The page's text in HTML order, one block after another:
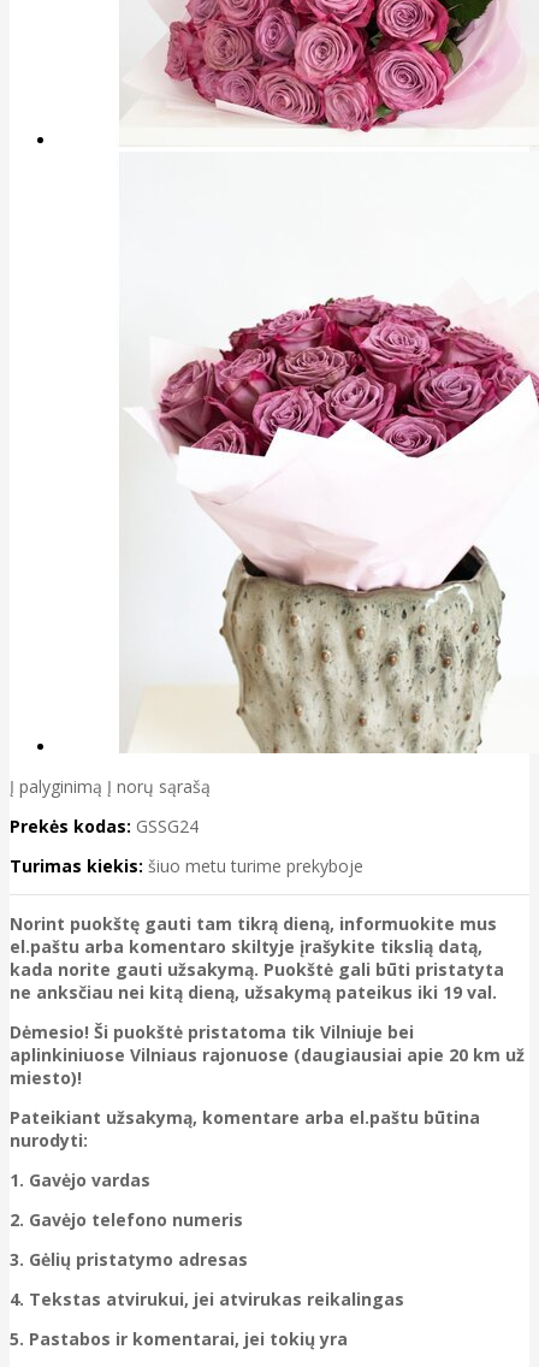
Į palyginimą Į norų sąrašą
Prekės kodas: GSSG24
Turimas kiekis: šiuo metu turime prekyboje
Norint puokštę gauti tam tikrą dieną, informuokite mus
el.paštu arba komentaro skiltyje įrašykite tikslią datą,
kada norite gauti užsakymą. Puokštė gali būti pristatyta
ne anksčiau nei kitą dieną, užsakymą pateikus iki 19 val.
Dėmesio! Ši puokštė pristatoma tik Vilniuje bei
aplinkiniuose Vilniaus rajonuose (daugiausiai apie 20 km už
miesto)!
Pateikiant užsakymą, komentare arba el.paštu būtina
nurodyti:
1. Gavėjo vardas
2. Gavėjo telefono numeris
3. Gėlių pristatymo adresas
4. Tekstas atvirukui, jei atvirukas reikalingas
5. Pastabos ir komentarai, jei tokių yra